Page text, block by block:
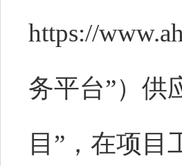
https://
务平台”）供
目”，在项